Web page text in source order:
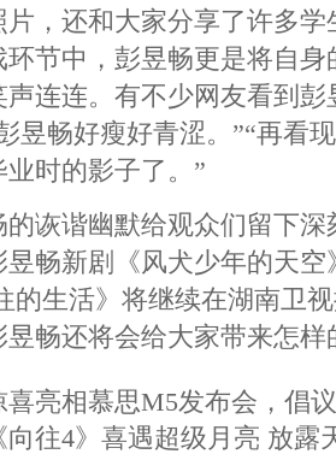
，还和大家分享了许多
节中，彭昱畅更是将自
连连。有不少网友看到彭
昱畅好瘦好青涩。”“再看
时的影子了。”
谐幽默给观众们留下深
畅新剧《风犬少年的天
的生活》将继续在湖南卫
畅还将会给大家带来怎
喜亮相慕思M5发布会，倡
向往4》喜遇超级月亮 放露